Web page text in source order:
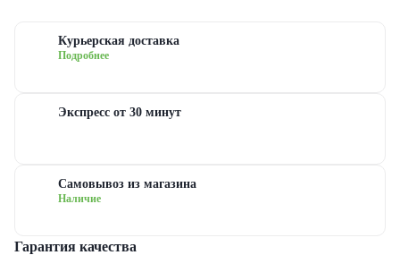
с лилиями
с хризантемами
Курьерская доставка
Подробнее
Экспресс от 30 минут
Самовывоз из магазина
Наличие
Гарантия качества